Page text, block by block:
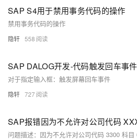
SAP S4用于禁用事务代码的操作
禁用事务代码的操作
隐轩 558
SAP DALOG开发-代码触发回车事件
对于指定输入框：触发屏幕回车事件
隐轩 727